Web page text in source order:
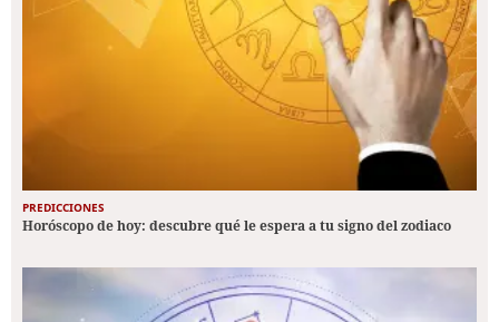
PREDICCIONES
Horóscopo de hoy: descubre qué le espera a tu signo del zodiaco